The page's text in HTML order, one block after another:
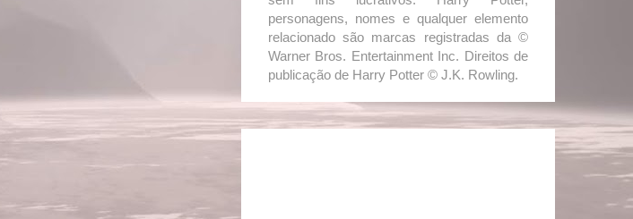
personagens, nomes e qualquer elemento
relacionado são marcas registradas da ©
Warner Bros. Entertainment Inc. Direitos de
publicação de Harry Potter © J.K. Rowling.